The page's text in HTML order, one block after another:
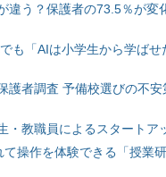
違う？保護者の73.5％が変
も「AIは小学生から学ば
護者調査 予備校選びの不
教職員によるスタートア
操作を体験できる「授業